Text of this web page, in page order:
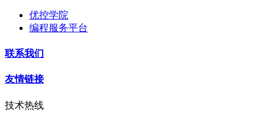
优控学院
编程服务平台
联系我们
友情链接
技术热线